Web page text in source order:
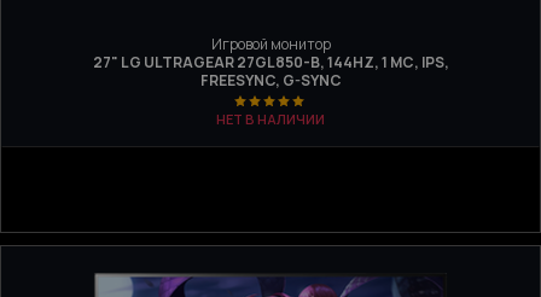
Игровой монитор
27" LG ULTRAGEAR 27GL850-B, 144HZ, 1 МС, IPS,
FREESYNC, G-SYNC
НЕТ В НАЛИЧИИ